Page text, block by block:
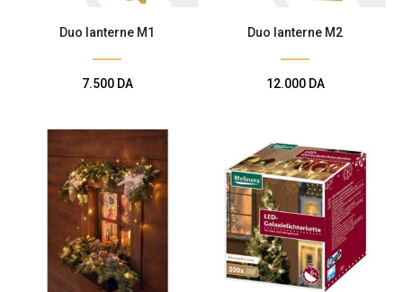
Duo lanterne M1
7.500 DA
Duo lanterne M2
12.000 DA